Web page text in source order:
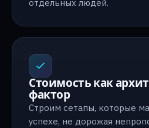
отдельных людей.
Стоимость как
фактор
Строим сетапы, которые
успехе, не дорожая